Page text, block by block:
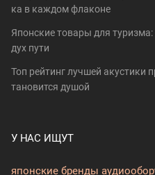
ка в каждом флаконе
Японские товары для
дух пути
Топ рейтинг лучшей акустики
тановится душой
У НАС ИЩУТ
японские бренды